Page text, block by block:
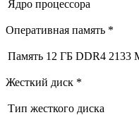
Ядро процессора
Оперативная память *
Память 12 ГБ DDR4
Жесткий диск *
Тип жесткого диска